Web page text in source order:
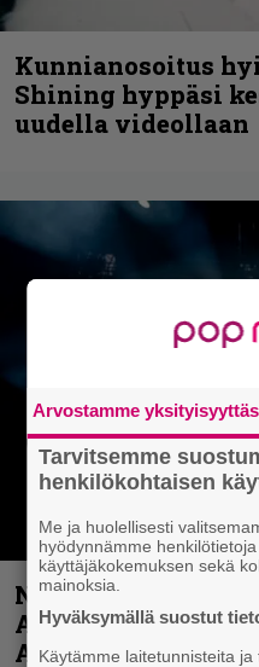
Kunnianosoitus
Shining hyppäsi
uudella videollaan
Näin lähtee
Accept – menossa
Anthrax- ja Korn-
Arvostamme
Tarvitsemme
henkilökohtaisen
Me ja huolellisesti
hyödynnämme
käyttäjäkokemuksen sekä
mainoksia.
Hyväksymällä suostut
Käytämme laitetunnisteita